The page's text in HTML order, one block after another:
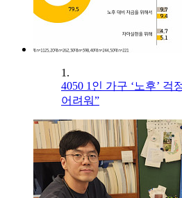
1.
4050 1인 가구 ‘노후’ 걱
어려워”